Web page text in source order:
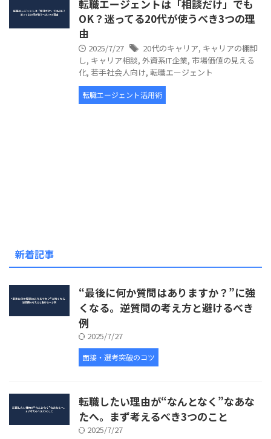
転職エージェントは「相談だけ」でも
OK？迷ってる20代が使うべき3つの理
由
2025/7/27 20代のキャリア, キャリアの棚卸
し, キャリア相談, 外資系IT企業, 市場価値の見える
化, 若手社会人向け, 転職エージェント
転職エージェント活用術
新着記事
“最後に何か質問はありますか？”に強
くなる。逆質問の考え方と避けるべき
例
2025/7/27
面接・選考突破のコツ
転職したい理由が“なんとなく”なあな
たへ。まず考えるべき3つのこと
2025/7/27